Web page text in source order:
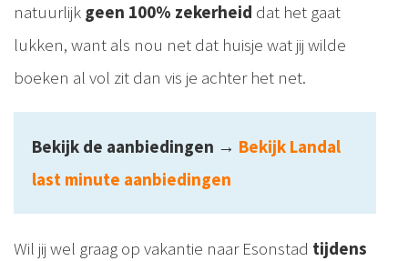
natuurlijk geen 100% zekerheid dat het gaat
lukken, want als nou net dat huisje wat jij wilde
boeken al vol zit dan vis je achter het net.
Bekijk de aanbiedingen → Bekijk Landal
last minute aanbiedingen
Wil jij wel graag op vakantie naar Esonstad tijdens